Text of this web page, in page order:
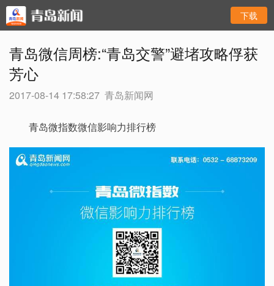
下载
青岛微信周榜:“青岛交警”避堵攻略俘获
芳心
2017-08-14 17:58:27 青岛新闻网
青岛微指数微信影响力排行榜